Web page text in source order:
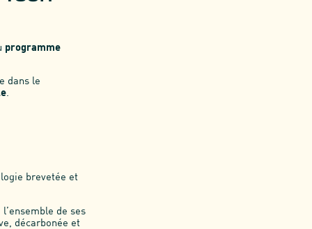
programme
dans le
brevetée et
de ses
décarbonée et